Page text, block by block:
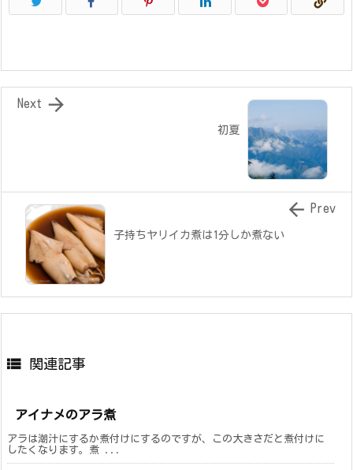
初夏

Next
子持ちヤリイカ煮は1分しか煮ない
 Prev
 関連記事
アイナメのアラ煮
アラは潮汁にするか煮付けにするのですが、この大きさだと煮付けに
したくなります。煮 ...